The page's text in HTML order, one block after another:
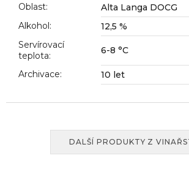
Oblast:
Alta Langa DOCG
Alkohol:
12,5 %
Servírovací
teplota: 6-8 °C
Archivace: 10 let
DALŠÍ PRODUKTY Z